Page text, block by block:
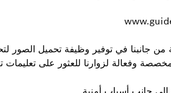
من جانبنا في توفير وظيفة تحميل الصور
وفعالة لزوارنا للعثور على